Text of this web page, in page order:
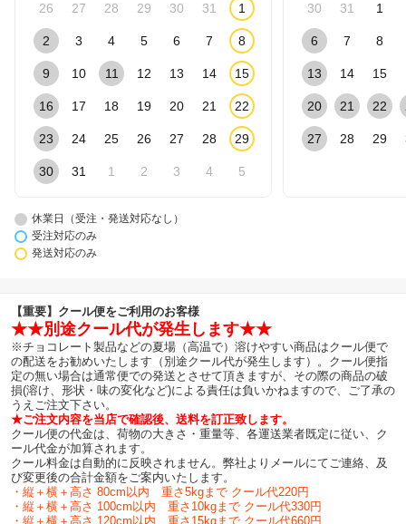
26 27 28 29 30 31 1
2 3 4 5 6 7 8
9 10 11 12 13 14 15
16 17 18 19 20 21 22
23 24 25 26 27 28 29
30 31 1 2 3 4 5
30 31 1
6 7 8
13 14 15
20 21 22
27 28 29
休業日（受注・発送対応なし）
受注対応のみ
発送対応のみ
【重要】クール便をご利用のお客様
★★別途クール代が発生します★★
※チョコレート製品などの夏場（高温で）溶けやすい商品はクール便で
の配送をお勧めいたします（別途クール代が発生します）。クール便指
定の無い場合は通常便での発送とさせて頂きますが、その際の商品の破
損(溶け、形状・味の変化など)による責任は負いかねますので、ご了承の
うえご注文下さい。
★ご注文内容を当店で確認後、送料を訂正致します。
クール便の代金は、荷物の大きさ・重量等、各運送業者既定に従い、ク
ール代金が加算されます。
クール料金は自動的に反映されません。弊社よりメールにてご連絡、及
び変更後の合計金額をご案内いたします。
・縦＋横＋高さ 80cm以内 重さ5kgまで クール代220円
・縦＋横＋高さ 100cm以内 重さ10kgまで クール代330円
・縦＋横＋高さ 120cm以内 重さ15kgまで クール代660円